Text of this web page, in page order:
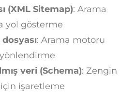
(XML Sitemap): Arama
yol gösterme
: Arama motoru
yönlendirme
veri (Schema): Zengin
işaretleme